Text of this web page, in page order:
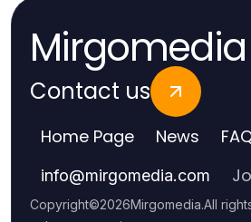
Mirgomedia
Contact us
Home Page News
info@mirgomedia.com
Copyright©2026Mirgomedia.All